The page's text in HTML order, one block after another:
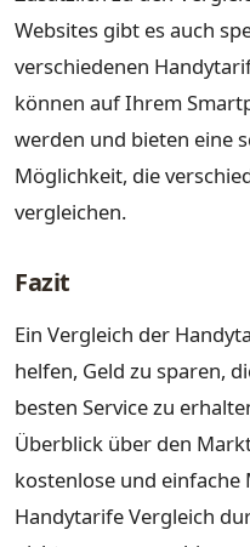
Websites gibt es auch
verschiedenen
können auf Ihrem
werden und bieten eine
Möglichkeit, die
vergleichen.
Fazit
Ein Vergleich der
helfen, Geld zu sparen,
besten Service zu
Überblick über den
kostenlose und einfache
Handytarife Vergleich